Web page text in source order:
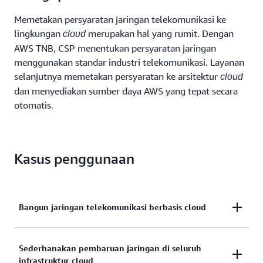
Memetakan persyaratan jaringan telekomunikasi ke
lingkungan cloudmerupakan hal yang rumit. Dengan
AWS TNB, CSP menentukan persyaratan jaringan
menggunakan standar industri telekomunikasi. Layanan
selanjutnya memetakan persyaratan ke arsitektur cloud
dan menyediakan sumber daya AWS yang tepat secara
otomatis.
Kasus penggunaan
Bangun jaringan telekomunikasi berbasis cloud
Kurangi waktu dan kompleksitas deployment
Sederhanakan pembaruan jaringan di seluruh
infrastruktur cloud